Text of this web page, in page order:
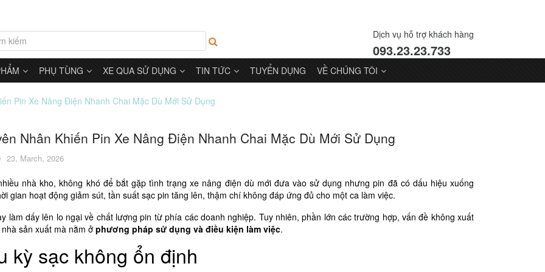
Dịch vụ hỗ trợ khách hàng
093.23.23.733
PHỤ TÙNG XE QUA SỬ DỤNG TIN TỨC TUYỂN DỤNG VỀ CHÚNG TÔI
Pin Xe Nâng Điện Nhanh Chai Mặc Dù Mới Sử Dụng
Nhân Khiến Pin Xe Nâng Điện Nhanh Chai Mặc Dù Mới Sử Dụng
23, March, 2026
nhà kho, không khó để bắt gặp tình trạngxe nâng điện dù mới đưa vào sử dụng nhưng pin đã có dấu hiệu xuống
gian hoạt động giảm sút, tần suất sạc pin tăng lên, thậm chí không đáp ứng đủ cho một ca làm việc.
làm dấy lên lo ngại về chất lượng pin từ phía các doanh nghiệp. Tuy nhiên, phần lớn các trường hợp, vấn đề không xuất
sản xuất mà nằm ở phương pháp sử dụng và điều kiện làm việc.
kỳ sạc không ổn định